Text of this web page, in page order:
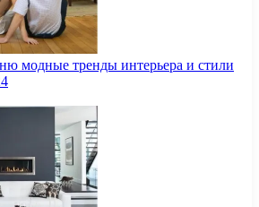
модные тренды интерьера и стили